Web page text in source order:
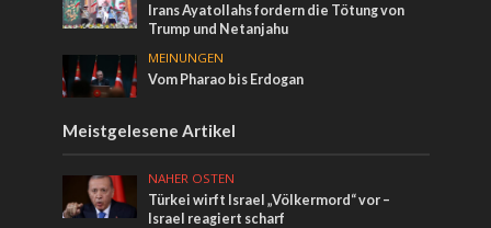
Irans Ayatollahs fordern die Tötung von
Trump und Netanjahu
MEINUNGEN
Vom Pharao bis Erdogan
Meistgelesene Artikel
NAHER OSTEN
Türkei wirft Israel „Völkermord“ vor –
Israel reagiert scharf